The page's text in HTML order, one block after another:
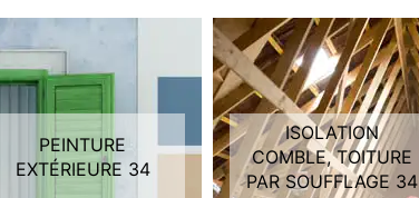
PEINTURE
EXTÉRIEURE 34
ISOLATION
COMBLE, TOITURE
PAR SOUFFLAGE 34